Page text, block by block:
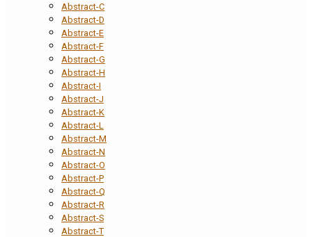
Abstract-C
Abstract-D
Abstract-E
Abstract-F
Abstract-G
Abstract-H
Abstract-I
Abstract-J
Abstract-K
Abstract-L
Abstract-M
Abstract-N
Abstract-O
Abstract-P
Abstract-Q
Abstract-R
Abstract-S
Abstract-T